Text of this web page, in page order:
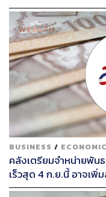
สูงสุด และมีประ
ดำรงตำแหน่งคุม
รักษาพระองค์ (ผู้
พระองค์ และผู้บั
พระองค์) และแ
ชินวัตร นายกรัฐ
สุวรรณ ดำรงตำ
หลากวงการร่วมอาลัย
BUSINESS / ECONOMIC
คลังเตรียมจำหน่ายพัน
เร็วสุด 4 ก.ย.นี้ อาจเ
First มากขึ้น